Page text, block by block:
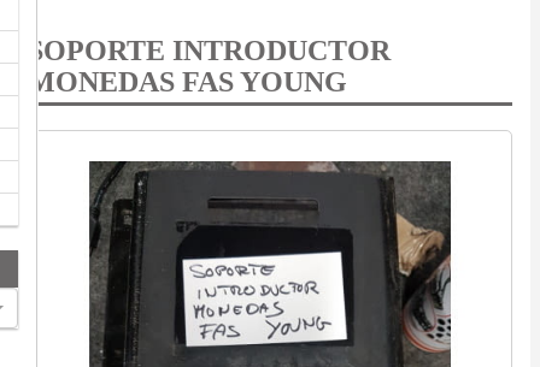
SOPORTE INTRODUCTOR
MONEDAS FAS YOUNG